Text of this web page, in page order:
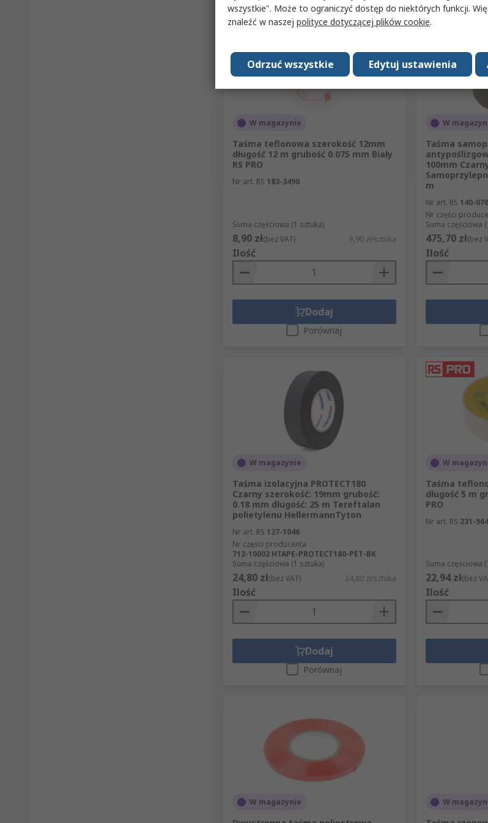
W magazynie
Taśma teflonowa szerokość 12mm
długość 12 m grubość 0.075 mm Biały
RS PRO
Nr art. RS 183-3490
Suma częściowa (1 sztuka)
8,90 zł(bez VAT) 8,90 zł/sztuka
Ilość
Dodaj
Porównaj
W
Taśma
100mm
m
Nr art. RS 140-076
Nr części
Suma częściowa
475,70 zł(bez
Ilość
W magazynie
Taśma izolacyjna PROTECT180
Czarny szerokość: 19mm grubość:
0.18 mm długość: 25 m Tereftalan
polietylenu HellermannTyton
Nr art. RS 137-1046
Nr części producenta
712-10002 HTAPE-PROTECT180-PET-BK
Suma częściowa (1 sztuka)
24,80 zł(bez VAT) 24,80 zł/sztuka
Ilość
Dodaj
Porównaj
W
Taśma
długość 5 m
PRO
Nr art. RS 231-964
Suma częściowa
22,94 zł(bez
Ilość
W magazynie W
wszystkie". Może to ograniczyć dostęp do niektórych funkcji.
znaleźć w naszej polityce dotyczącej plików cookie.
Edytuj ustawienia
Odrzuć wszystkie